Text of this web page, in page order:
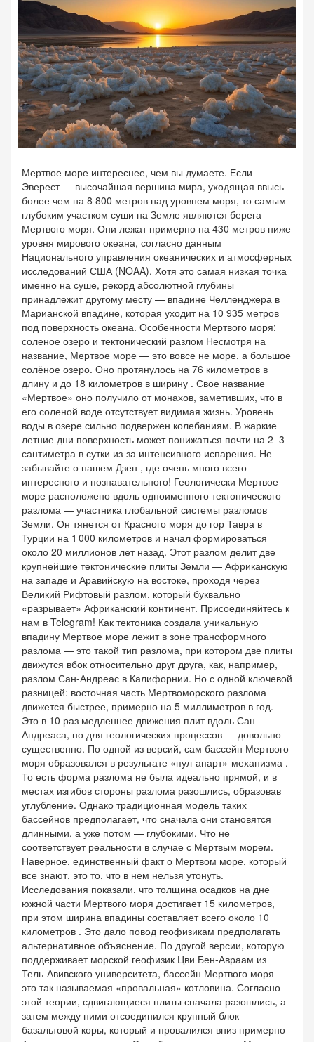
Мертвое море интереснее, чем вы думаете. Если
Эверест — высочайшая вершина мира, уходящая ввысь
более чем на 8 800 метров над уровнем моря, то самым
глубоким участком суши на Земле являются берега
Мертвого моря. Они лежат примерно на 430 метров ниже
уровня мирового океана, согласно данным
Национального управления океанических и атмосферных
исследований США (NOAA). Хотя это самая низкая точка
именно на суше, рекорд абсолютной глубины
принадлежит другому месту — впадине Челленджера в
Марианской впадине, которая уходит на 10 935 метров
под поверхность океана. Особенности Мертвого моря:
соленое озеро и тектонический разлом Несмотря на
название, Мертвое море — это вовсе не море, а большое
солёное озеро. Оно протянулось на 76 километров в
длину и до 18 километров в ширину . Свое название
«Мертвое» оно получило от монахов, заметивших, что в
его соленой воде отсутствует видимая жизнь. Уровень
воды в озере сильно подвержен колебаниям. В жаркие
летние дни поверхность может понижаться почти на 2–3
сантиметра в сутки из-за интенсивного испарения. Не
забывайте о нашем Дзен , где очень много всего
интересного и познавательного! Геологически Мертвое
море расположено вдоль одноименного тектонического
разлома — участника глобальной системы разломов
Земли. Он тянется от Красного моря до гор Тавра в
Турции на 1 000 километров и начал формироваться
около 20 миллионов лет назад. Этот разлом делит две
крупнейшие тектонические плиты Земли — Африканскую
на западе и Аравийскую на востоке, проходя через
Великий Рифтовый разлом, который буквально
«разрывает» Африканский континент. Присоединяйтесь к
нам в Telegram! Как тектоника создала уникальную
впадину Мертвое море лежит в зоне трансформного
разлома — это такой тип разлома, при котором две плиты
движутся вбок относительно друг друга, как, например,
разлом Сан-Андреас в Калифорнии. Но с одной ключевой
разницей: восточная часть Мертвоморского разлома
движется быстрее, примерно на 5 миллиметров в год.
Это в 10 раз медленнее движения плит вдоль Сан-
Андреаса, но для геологических процессов — довольно
существенно. По одной из версий, сам бассейн Мертвого
моря образовался в результате «пул-апарт»-механизма .
То есть форма разлома не была идеально прямой, и в
местах изгибов стороны разлома разошлись, образовав
углубление. Однако традиционная модель таких
бассейнов предполагает, что сначала они становятся
длинными, а уже потом — глубокими. Что не
соответствует реальности в случае с Мертвым морем.
Наверное, единственный факт о Мертвом море, который
все знают, это то, что в нем нельзя утонуть.
Исследования показали, что толщина осадков на дне
южной части Мертвого моря достигает 15 километров,
при этом ширина впадины составляет всего около 10
километров . Это дало повод геофизикам предполагать
альтернативное объяснение. По другой версии, которую
поддерживает морской геофизик Цви Бен-Авраам из
Тель-Авивского университета, бассейн Мертвого моря —
это так называемая «провальная» котловина. Согласно
этой теории, сдвигающиеся плиты сначала разошлись, а
затем между ними отсоединился крупный блок
базальтовой коры, который и провалился вниз примерно